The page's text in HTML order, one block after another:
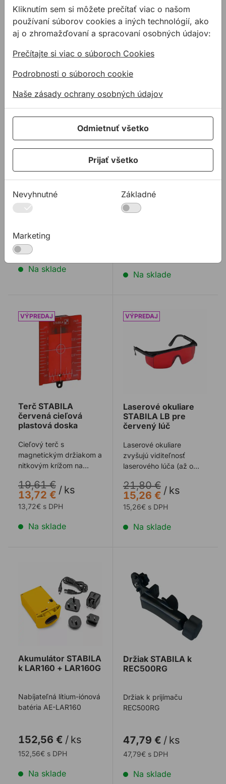
Na sklade Na sklade
Tyč STABILA LT 30 3,65 m teleskopická
3,65 m teleskopická
Teleskopická tyč
83,91 €
83,91€ s DPH
Na sklade
Univerzálny držiak
STABILA SUB 10 s
1/4” závitom
Držiak na polohovanie
laserov s 1/4” závitom na
stavebné statívy alebo
Na sklade
Terč STABILA červená cieľová plastová doska
Terč STABILA
červená cieľová
plastová doska
Cieľový terč s
magnetickým držiakom a
nitkovým krížom na
zarovnanie lasera ...
19,61 €
13,72 € / ks
13,72€ s DPH
Na sklade
Laserové okuliare
Laserové okuliare
STABILA LB pre
červený lúč
Laserové okuliare
zvyšujú viditeľnosť
laserového lúča (až o
ochranné laserové okul ...
21,80 €
15,26 € / ks
15,26€ s DPH
Na sklade
Akumulátor STABILA
k LAR160 + LAR160G
Nabíjateľná lítium-iónová
batéria AE-LAR160
152,56 € / ks
152,56€ s DPH
Na sklade
Držiak STABILA k
REC500RG
Držiak k prijímaču
REC500RG
47,79 € / ks
47,79€ s DPH
Na sklade
Kliknutím sem si môžete prečítať viac o našom
používaní súborov cookies a iných technológií, ako
aj o zhromažďovaní a spracovaní osobných údajov:
Prečítajte si viac o súboroch Cookies
Podrobnosti o súboroch cookie
Naše zásady ochrany osobných údajov
Odmietnuť všetko
Prijať všetko
Nevyhnutné Základné
Marketing